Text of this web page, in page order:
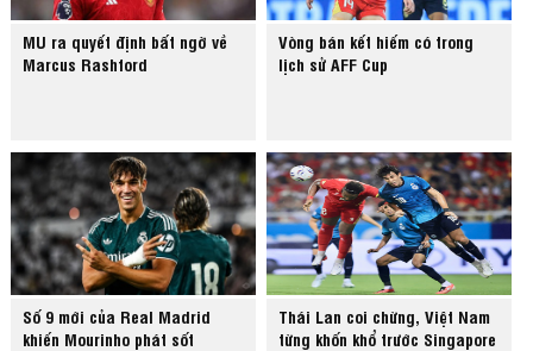
MU ra quyết định bất ngờ về
Marcus Rashford
Vòng bán kết hiếm có trong
lịch sử AFF Cup
Số 9 mới của Real Madrid
khiến Mourinho phát sốt
Thái Lan coi chừng, Việt Nam
từng khốn khổ trước Singapore